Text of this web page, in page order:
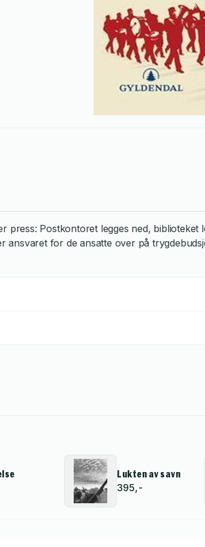
Postkontoret legges ned,
for de ansatte over på
Lukten av savn
395,-